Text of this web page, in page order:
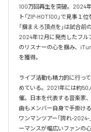
100万回再生を突破。2024
ト「ZIP-HOT100」で見事１
「掴まえろ頂点を」は試合
2024年12月に発売したフル
のリスナーの心を掴み、
を獲得。
ライブ活動も精力的に行っ
めている。2021年には約50
催。日本を代表する音楽家
曲もメンバー自身で手掛け
ワンマンツアー「誇れ-
ーマンスが幅広いファンの心